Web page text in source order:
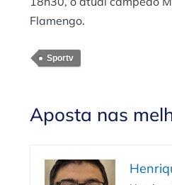
Flamengo.
Sportv
Aposta nas